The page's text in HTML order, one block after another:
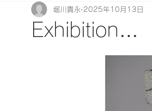
Exhibition…
堀川貴永 2025年10月13日